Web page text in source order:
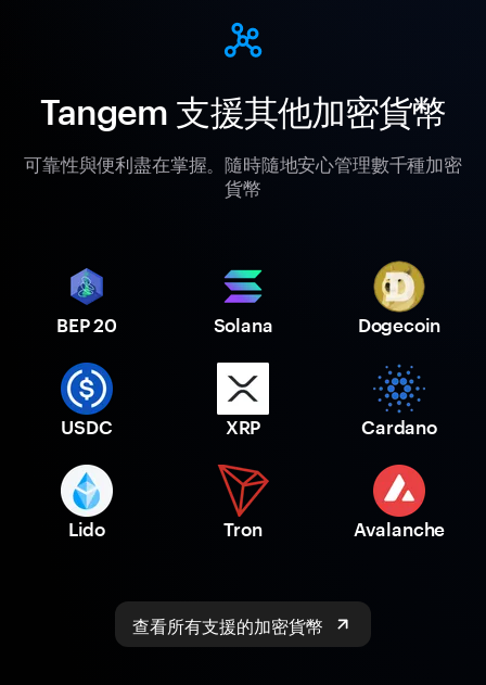
Tangem 支援其他加密貨幣
可靠性與便利盡在掌握。隨時隨地安心管理數千種加密
貨幣
BEP 20 Solana Dogecoin
USDC XRP Cardano
Lido Tron Avalanche
查看所有支援的加密貨幣